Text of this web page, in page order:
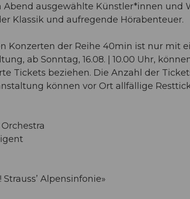
Abend ausgewählte Künstler*innen und
Klassik und aufregende Hörabenteuer.
Konzerten der Reihe 40min ist nur mit
ab Sonntag, 16.08. | 10.00 Uhr,
Tickets beziehen. Die Anzahl der
können vor Ort allfällige
Alpensinfonie»